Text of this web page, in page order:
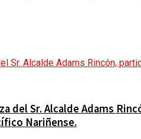
del Sr. Alcalde Adams
Nariñense.